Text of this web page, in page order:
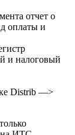
отчет о
оплаты и
и налоговый
Distrib —>